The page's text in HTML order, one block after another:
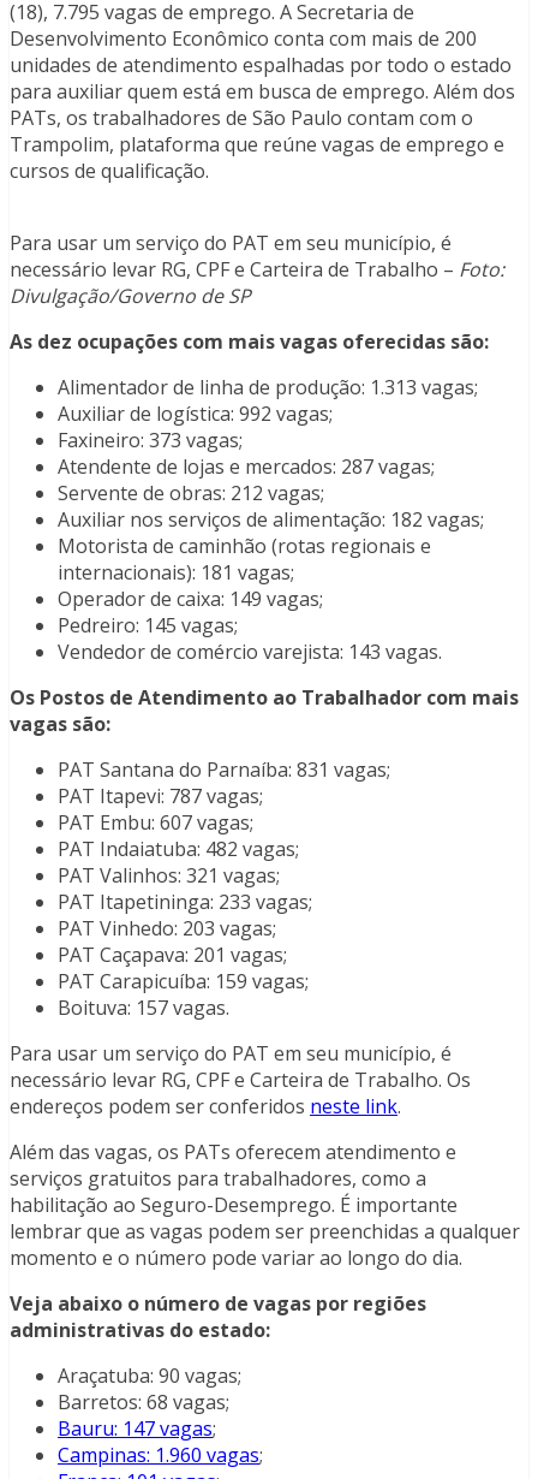
(18), 7.795 vagas de emprego. A Secretaria de
Desenvolvimento Econômico conta com mais de 200
unidades de atendimento espalhadas por todo o estado
para auxiliar quem está em busca de emprego. Além dos
PATs, os trabalhadores de São Paulo contam com o
Trampolim, plataforma que reúne vagas de emprego e
cursos de qualificação.
Para usar um serviço do PAT em seu município, é
necessário levar RG, CPF e Carteira de Trabalho – Foto:
Divulgação/Governo de SP
As dez ocupações com mais vagas oferecidas são:
Alimentador de linha de produção: 1.313 vagas;
Auxiliar de logística: 992 vagas;
Faxineiro: 373 vagas;
Atendente de lojas e mercados: 287 vagas;
Servente de obras: 212 vagas;
Auxiliar nos serviços de alimentação: 182 vagas;
Motorista de caminhão (rotas regionais e
internacionais): 181 vagas;
Operador de caixa: 149 vagas;
Pedreiro: 145 vagas;
Vendedor de comércio varejista: 143 vagas.
Os Postos de Atendimento ao Trabalhador com mais
vagas são:
PAT Santana do Parnaíba: 831 vagas;
PAT Itapevi: 787 vagas;
PAT Embu: 607 vagas;
PAT Indaiatuba: 482 vagas;
PAT Valinhos: 321 vagas;
PAT Itapetininga: 233 vagas;
PAT Vinhedo: 203 vagas;
PAT Caçapava: 201 vagas;
PAT Carapicuíba: 159 vagas;
Boituva: 157 vagas.
Para usar um serviço do PAT em seu município, é
necessário levar RG, CPF e Carteira de Trabalho. Os
endereços podem ser conferidos neste link.
Além das vagas, os PATs oferecem atendimento e
serviços gratuitos para trabalhadores, como a
habilitação ao Seguro-Desemprego. É importante
lembrar que as vagas podem ser preenchidas a qualquer
momento e o número pode variar ao longo do dia.
Veja abaixo o número de vagas por regiões
administrativas do estado:
Araçatuba: 90 vagas;
Barretos: 68 vagas;
Bauru: 147 vagas;
Campinas: 1.960 vagas;